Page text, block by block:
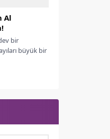
Al
bir
büyük bir